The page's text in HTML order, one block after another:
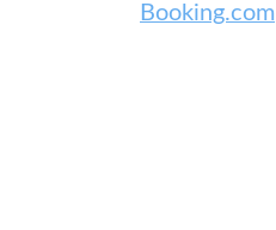
Booking.com